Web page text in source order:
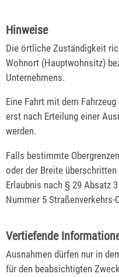
Hinweise
Die örtliche Zuständigkeit
Wohnort (Hauptwohnsitz)
Unternehmens.
Eine Fahrt mit dem
erst nach Erteilung einer
werden.
Falls bestimmte
oder der Breite
Erlaubnis nach § 29 Absatz
Nummer 5 Straßenverkehrs-
Vertiefende
Ausnahmen dürfen nur in
für den beabsichtigten